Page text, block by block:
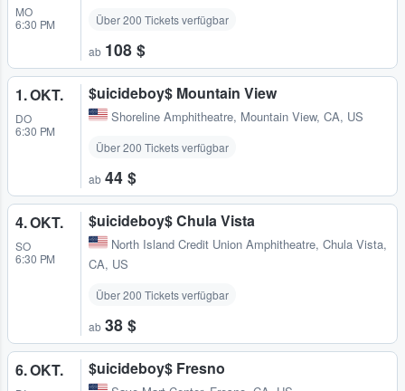
MO
6:30 PM
Über 200 Tickets verfügbar
ab 108 $
1. OKT.
DO
6:30 PM
$uicideboy$ Mountain View
Shoreline Amphitheatre, Mountain View, CA, US
Über 200 Tickets verfügbar
ab 44 $
4. OKT.
SO
6:30 PM
$uicideboy$ Chula Vista
North Island Credit Union Amphitheatre, Chula Vista,
CA, US
Über 200 Tickets verfügbar
ab 38 $
6. OKT. $uicideboy$ Fresno